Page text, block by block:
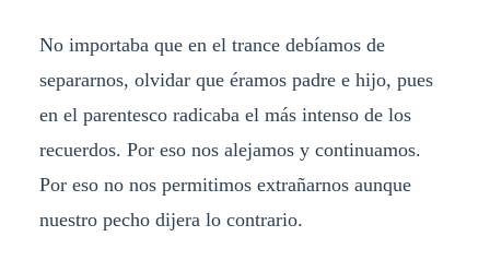
No importaba que en el trance debíamos de
separarnos, olvidar que éramos padre e hijo, pues
en el parentesco radicaba el más intenso de los
recuerdos. Por eso nos alejamos y continuamos.
Por eso no nos permitimos extrañarnos aunque
nuestro pecho dijera lo contrario.